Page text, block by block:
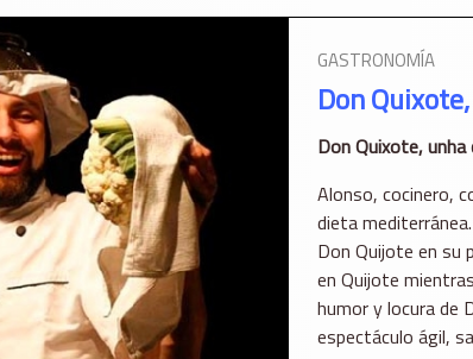
GASTRONOMÍA
Don
Don Quixote,
Alonso, cocinero,
dieta
Don Quijote en su
en Quijote
humor y locura de
espectáculo ágil,